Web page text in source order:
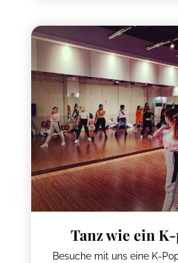
Tanz wie ein
Besuche mit uns eine K-